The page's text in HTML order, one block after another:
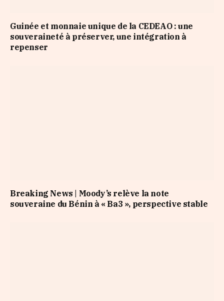
Guinée et monnaie unique de la CEDEAO : une
souveraineté à préserver, une intégration à
repenser
Breaking News | Moody’s relève la note
souveraine du Bénin à « Ba3 », perspective stable